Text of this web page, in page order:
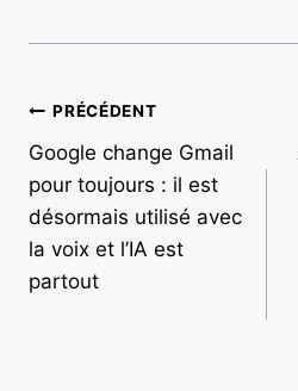
Navigation
de
l’article
PRÉCÉDENT
Google change Gmail
pour toujours : il est
désormais utilisé avec
la voix et l’IA est
partout